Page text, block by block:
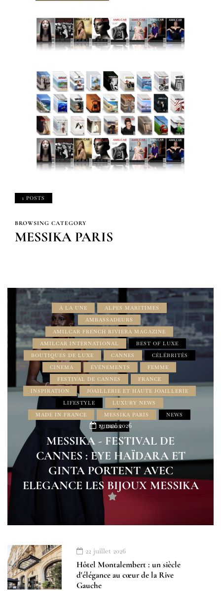
1 POSTS
BROWSING CATEGORY
MESSIKA PARIS
À LA UNE
ALPES MARITIMES
AMBASSADEURS
AMILCAR FRENCH RIVIERA MAGAZINE
AMILCAR INTERNATIONAL
BEST OF LUXE
BOUTIQUES DE LUXE
CANNES
CÉLÉBRITÉS
CINEMA
ÉVÉNEMENTS
FEMME
FESTIVAL DE CANNES
FRANCE
INSPIRATION
JOAILLERIE ET HAUTE JOAILLERIE
LIFESTYLE
LUXURY NEWS
MADE IN FRANCE
MESSIKA PARIS
NEWS
VIDEOS
13 mai 2026
MESSIKA - FESTIVAL DE
CANNES : EYE HAÏDARA ET
GINTA PORTENT AVEC
ELEGANCE LES BIJOUX MESSIKA
22 juillet 2026
Hôtel Montalembert : un siècle
d'élégance au cœur de la Rive
Gauche